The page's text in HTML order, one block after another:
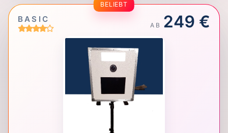
BELIEBT
BASIC
AB 249 €